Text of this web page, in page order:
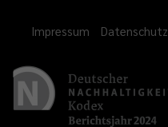
Impressum Datenschutz